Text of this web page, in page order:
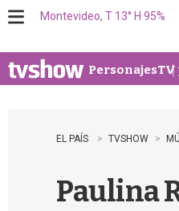
u
Montevideo, T 13° H 95%
PersonajesTV
EL PAÍS TVSHOW
Paulina